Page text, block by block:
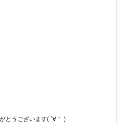
とうございます( ´∀｀ )